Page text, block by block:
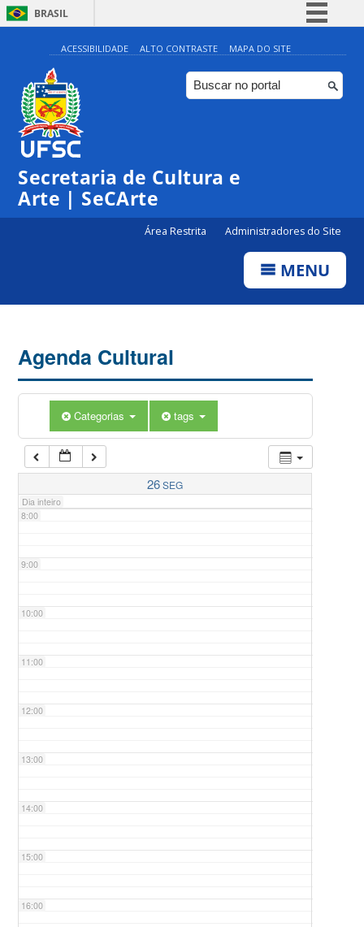
BRASIL
Simplifique!
Comunica BR
Participe
ACESSIBILIDADE ALTO CONTRASTE MAPA DO SITE
Secretaria de Cultura e
Arte | SeCArte
Área Restrita Administradores do Site
MENU
Agenda Cultural
Categorias tags
26SEG
Dia inteiro
0:00
1:00
5:00
7:00
8:00
9:00
10:00
11:00
12:00
13:00
14:00
15:00
16:00